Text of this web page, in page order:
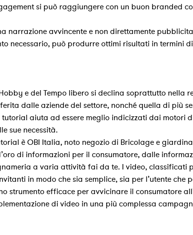
si può raggiungere con un buon branded
narrazione avvincente e non direttamente
necessario, può produrre ottimi risultati in termini
e del Tempo libero si declina soprattutto nella
dalle aziende del settore, nonché quella di più
aiuta ad essere meglio indicizzati dai motori
sue necessità.
è OBI Italia, noto negozio di Bricolage e
di informazioni per il consumatore, dalle
a varia attività fai da te. I video, classificati
in modo che sia semplice, sia per l’utente che
strumento efficace per avvicinare il consumatore
di video in una più complessa